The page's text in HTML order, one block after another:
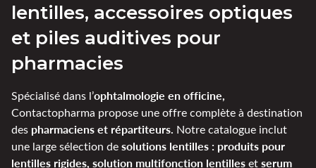
lentilles, accessoires optiques
et piles auditives pour
pharmacies
Spécialisé dans l’ophtalmologie en officine,
Contactopharma propose une offre complète à destination
des pharmaciens et répartiteurs. Notre catalogue inclut
une large sélection desolutions lentilles : produits pour
lentilles rigides, solution multifonction lentillesetserum